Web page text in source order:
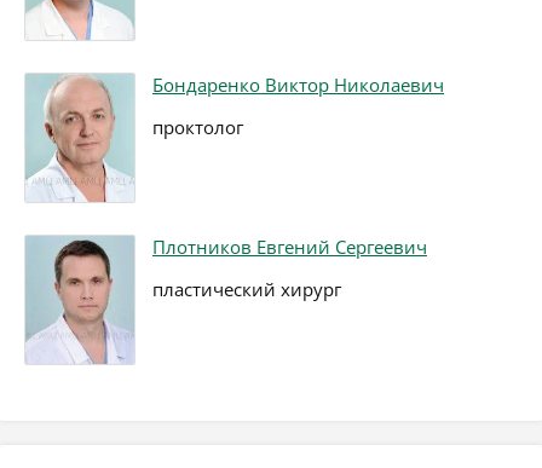
Бондаренко Виктор Николаевич
проктолог
Плотников Евгений Сергеевич
пластический хирург